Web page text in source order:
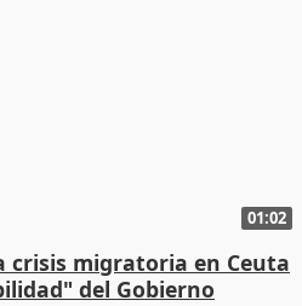
01:02
crisis migratoria en Ceuta
del Gobierno